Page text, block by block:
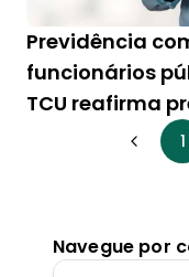
Previdência
funcionários
TCU reafirma
servidor federal1
Navegue por